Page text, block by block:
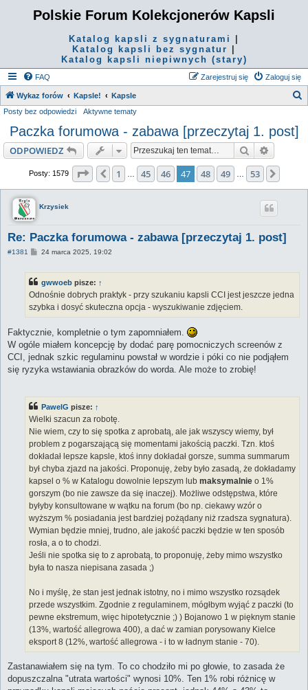
Polskie Forum Kolekcjonerów Kapsli
Katalog kapsli z sygnaturami
Katalog kapsli bez sygnatur
Katalog kapsli niepiwnych (stary)
FAQ Zaloguj się
Zarejestruj się
Wykaz forów Kapsle! Kapsle
Posty bez odpowiedzi Aktywne tematy
Paczka forumowa - zabawa [przeczytaj 1. post]
ODPOWIEDZ Szukaj
Posty: 1579 Strona 47z 53
Poprzednia
1 45 46 47 48 49 53
Krzysiek
Re: Paczka forumowa - zabawa [przeczytaj 1. post]
#1381
P24 marca 2025, 19:02
gwwoeb pisze: ↑
Odnośnie dobrych praktyk - przy szukaniu kapsli CCI jest jeszcze jedna
szybka i dosyć skuteczna opcja - wyszukiwanie zdjęciem.
Faktycznie, kompletnie o tym zapomniałem.
W ogóle miałem koncepcję by dodać parę pomocniczych screenów z
CCI, jednak szkic regulaminu powstał w wordzie i póki co nie podjąłem
się ryzyka wstawiania obrazków do worda. Ale może to zrobię!
PawelG pisze: ↑
Wielki szacun za robotę.
Nie wiem, czy to się spotka z aprobatą, ale jak wszyscy wiemy, był
problem z pogarszającą się momentami jakością paczki. Tzn. ktoś
dokładał lepsze kapsle, ktoś inny dokładał gorsze, summa summarum
był chyba zjazd na jakości. Proponuję, żeby było zasadą, że dokładamy
kapsel o % w Katalogu dowolnie lepszym lub maksymalnie o 1%
gorszym (bo nie zawsze da się inaczej). Możliwe odstępstwa, które
byłyby konsultowane w wątku na forum (bo np. ciekawy wzór o
wyższym % posiadania jest bardziej pożądany niż rzadsza sygnatura).
Wymian będzie mniej, trudno, ale jakość paczki będzie w ten sposób
rosła, a o to chodzi.
Jeśli nie spotka się to z aprobatą, to proponuję, żeby mimo wszystko
była to nasza niepisana zasada ;)
No i myślę, że stan jest jednak istotny, no i mimo wszystko rozsądek
przede wszystkim. Zgodnie z regulaminem, mógłbym wyjąć z paczki (to
pewne ekstremum, więc hipotetycznie ;) ) Bojanowo 1 w pięknym stanie
(13%, wartość allegrowa 400), a dać w zamian porysowany Kielce
eksport 8 (12%, wartość allegrowa - i to w ładnym stanie - 70).
Zastanawiałem się na tym. To co chodziło mi po głowie, to zasada że
dopuszczalna "utrata wartości" wynosi 10%. Ten 1% robi różnicę w